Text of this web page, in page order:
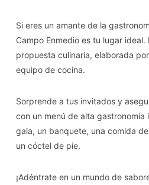
Si eres un amante de la
Campo Enmedio es tu lugar
propuesta culinaria, elaborada
equipo de cocina.
Sorprende a tus invitados y
con un menú de ​a​​​lta gastronomía
gala, un banquete, una comida
un cóctel de pie.
¡Adéntrate en un mundo de